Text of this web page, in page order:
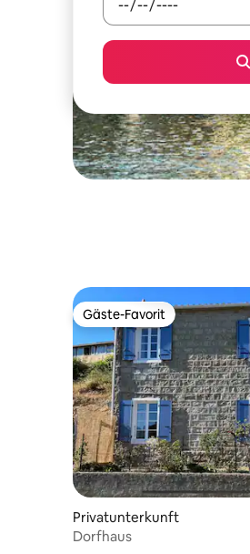
Gäste-Favorit
Gäste-Favorit
Privatunterkunft
Dorfhaus